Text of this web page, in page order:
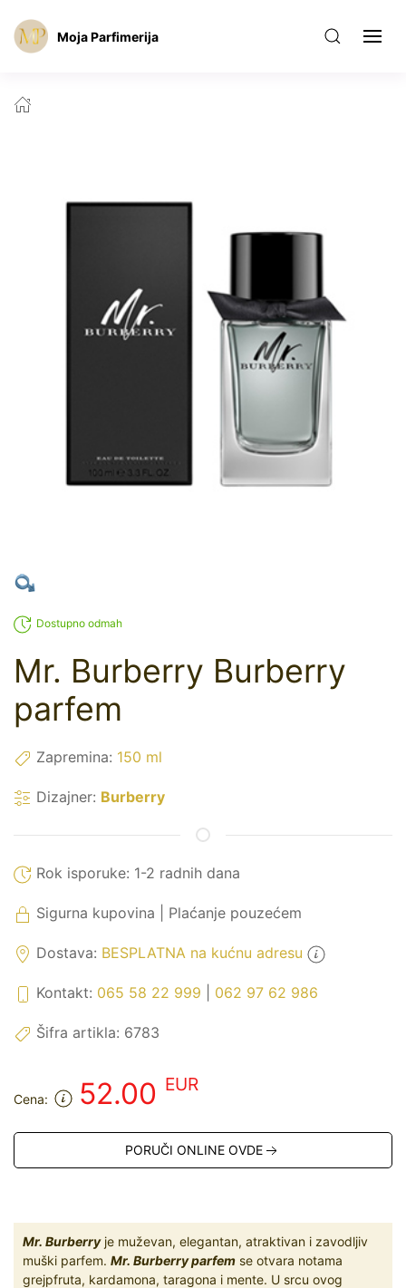
Moja Parfimerija
Dostupno odmah
Mr. Burberry Burberry
parfem
Zapremina: 150 ml
Dizajner: Burberry
Rok isporuke: 1-2 radnih dana
Sigurna kupovina | Plaćanje pouzećem
Dostava: BESPLATNA na kućnu adresu
Kontakt: 065 58 22 999 062 97 62 986
Šifra artikla: 6783
Cena: 52.00 EUR
PORUČI ONLINE OVDE
Mr. Burberryje muževan, elegantan, atraktivan i zavodljiv
muški parfem. Mr. Burberry parfem se otvara notama
grejpfruta, kardamona, taragona i mente. U srcu ovog